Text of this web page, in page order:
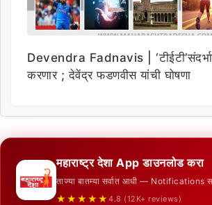
Devendra Fadnavis |
करणार ; देवेंद्र फडणवीस यांची घोषणा
महाराष्ट्र देशा App डाउनलोड करा
ताज्या बातम्या सर्वात आधी — Notifications
★★★★★ 4.8 (12K+ reviews)